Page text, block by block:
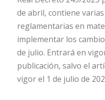
de abril, contiene
reglamentarias en
implementar los
de julio. Entrará en
publicación, salvo el
vigor el 1 de julio de